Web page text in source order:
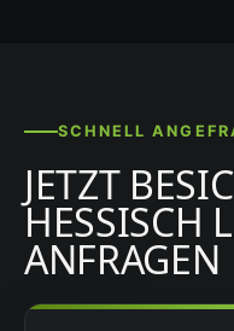
SCHNELL
JETZT
HESSISCH
ANFRAGEN